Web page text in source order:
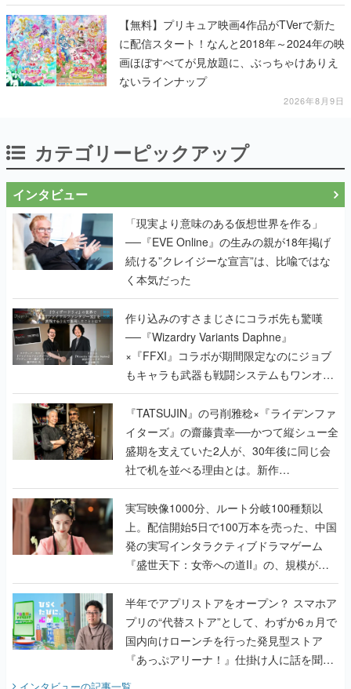
【無料】プリキュア映画4作品がTVerで新た
に配信スタート！なんと2018年～2024年の映
画ほぼすべてが見放題に、ぶっちゃけありえ
ないラインナップ
2026年8月9日
カテゴリーピックアップ
インタビュー
「現実より意味のある仮想世界を作る」
──『EVE Online』の生みの親が18年掲げ
続ける”クレイジーな宣言”は、比喩ではな
く本気だった
作り込みのすさまじさにコラボ先も驚嘆
──『Wizardry Variants Daphne』
×『FFXI』コラボが期間限定なのにジョブ
もキャラも武器も戦闘システムもワンオフ
で作り込まれた理由を両ディレクターに聞
く
『TATSUJIN』の弓削雅稔×『ライデンファ
イターズ』の齋藤貴幸──かつて縦シュー全
盛期を支えていた2人が、30年後に同じ会
社で机を並べる理由とは。新作
『TATSUJIN EXTREME』で初タッグを組
んだレジェンド2人に訊く開発秘話
実写映像1000分、ルート分岐100種類以
上。配信開始5日で100万本を売った、中国
発の実写インタラクティブドラマゲーム
『盛世天下：女帝への道II』の、規模が違
うこだわりをプロデューサーに聞いた
半年でアプリストアをオープン？ スマホア
プリの“代替ストア”として、わずか6ヵ月で
国内向けローンチを行った発見型ストア
『あっぷアリーナ！』仕掛け人に話を聞い